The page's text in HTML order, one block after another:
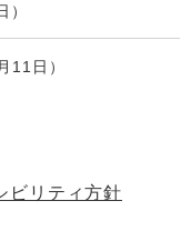
11日
ビリティ方針